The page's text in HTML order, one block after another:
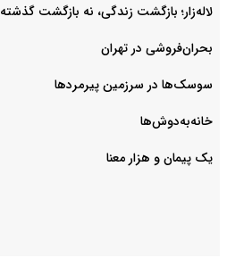
لاله‌زار؛ بازگشت زندگی، نه بازگشت گذشته
بحران‌فروشی در تهران
سوسک‌ها در سرزمین پیرمردها
خانه‌به‌دوش‌ها
یک پیمان و هزار معنا